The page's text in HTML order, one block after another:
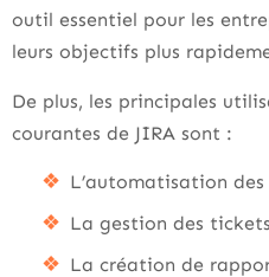
outil essentiel pour les
leurs objectifs plus
De plus, les principales
courantes de JIRA sont :
L’automatisation
La gestion des
La création de